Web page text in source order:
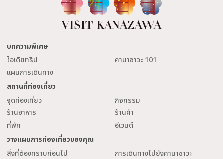
บทความพิเศษ
ไอเดียทริป
คานาซาวะ 101
แผนการเดินทาง
สถานที่ท่องเที่ยว
จุดท่องเที่ยว
กิจกรรม
ร้านอาหาร
ร้านค้า
ที่พัก
อีเวนต์
วางแผนการท่องเที่ยวของคุณ
สิ่งที่ต้องทราบก่อนไป
การเดินทางไปยังคานาซาวะ